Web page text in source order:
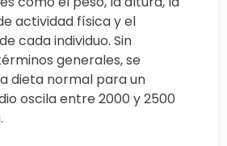
actividad física y el
cada individuo. Sin
generales, se
dieta normal para un
oscila entre 2000 y 2500